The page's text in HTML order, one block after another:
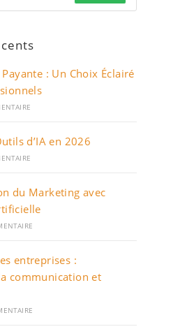
: Un Choix Éclairé
d’IA en 2026
du Marketing avec
entreprises :
communication et